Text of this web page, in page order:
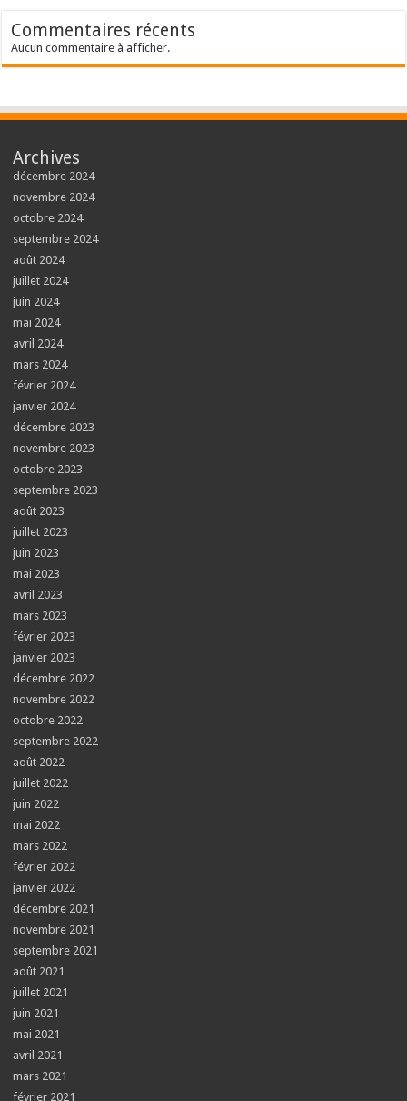
Commentaires récents
Aucun commentaire à afficher.
Archives
décembre 2024
novembre 2024
octobre 2024
septembre 2024
août 2024
juillet 2024
juin 2024
mai 2024
avril 2024
mars 2024
février 2024
janvier 2024
décembre 2023
novembre 2023
octobre 2023
septembre 2023
août 2023
juillet 2023
juin 2023
mai 2023
avril 2023
mars 2023
février 2023
janvier 2023
décembre 2022
novembre 2022
octobre 2022
septembre 2022
août 2022
juillet 2022
juin 2022
mai 2022
mars 2022
février 2022
janvier 2022
décembre 2021
novembre 2021
septembre 2021
août 2021
juillet 2021
juin 2021
mai 2021
avril 2021
mars 2021
février 2021